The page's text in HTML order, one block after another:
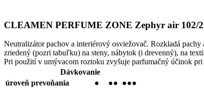
CLEAMEN PERFUME ZONE Zephyr air 102/
Neutralizátor pachov a interiérový osviežovač. Rozkladá
zriedený (pozri tabuľku) na steny, nábytok (i drevenný), na
Pri použití v umývacom roztoku zvyšuje parfumačný účinok
Dávkovanie
úroveň prevoňania
● ●● ●●●